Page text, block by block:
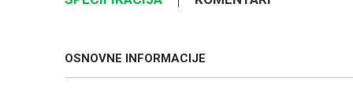
OSNOVNE INFORMACIJE